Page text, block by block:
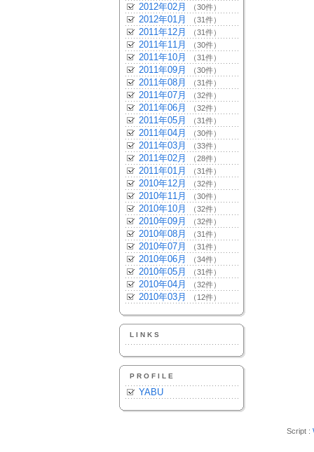
2012年02月 （30件）
2012年01月 （31件）
2011年12月 （31件）
2011年11月 （30件）
2011年10月 （31件）
2011年09月 （30件）
2011年08月 （31件）
2011年07月 （32件）
2011年06月 （32件）
2011年05月 （31件）
2011年04月 （30件）
2011年03月 （33件）
2011年02月 （28件）
2011年01月 （31件）
2010年12月 （32件）
2010年11月 （30件）
2010年10月 （32件）
2010年09月 （32件）
2010年08月 （31件）
2010年07月 （31件）
2010年06月 （34件）
2010年05月 （31件）
2010年04月 （32件）
2010年03月 （12件）
LINKS
PROFILE
YABU
Script :